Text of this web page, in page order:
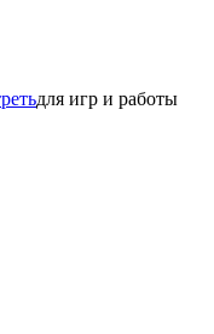
для игр и работы